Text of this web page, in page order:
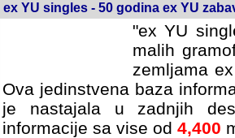
ex YU singles - 50 godina ex YU
"ex YU
malih
zemljama
Ova jedinstvena baza
je nastajala u zadnjih
informacije sa vise od 4,400